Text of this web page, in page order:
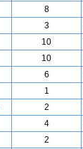
8
3
10
10
6
1
2
4
2